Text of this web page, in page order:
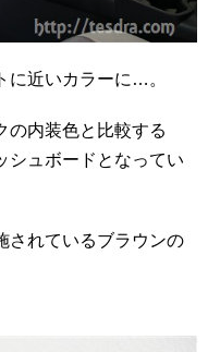
に近いカラーに…。
の内装色と比較する
シュボードとなってい
されているブラウンの